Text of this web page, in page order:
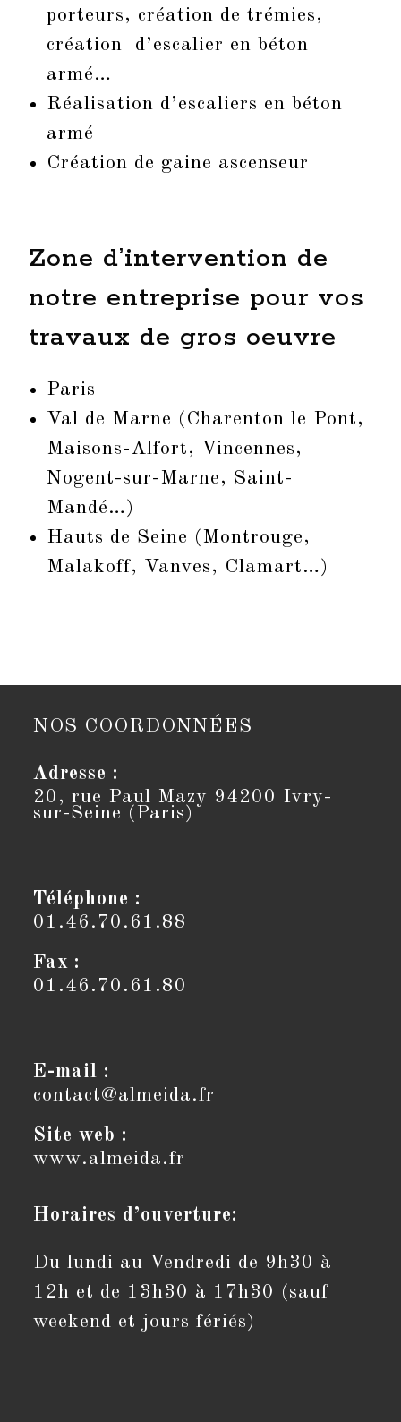
porteurs, création de trémies,
création d’escalier en béton
armé…
Réalisation d’escaliers en béton
armé
Création de gaine ascenseur
Zone d’intervention de
notre entreprise pour vos
travaux de gros oeuvre
Paris
Val de Marne (Charenton le Pont,
Maisons-Alfort, Vincennes,
Nogent-sur-Marne, Saint-
Mandé…)
Hauts de Seine (Montrouge,
Malakoff, Vanves, Clamart…)
NOS COORDONNÉES
Adresse :
20, rue Paul Mazy 94200 Ivry-
sur-Seine (Paris)
Téléphone :
01.46.70.61.88
Fax :
01.46.70.61.80
E-mail :
contact@almeida.fr
Site web :
www.almeida.fr
Horaires d’ouverture:
Du lundi au Vendredi de 9h30 à
12h et de 13h30 à 17h30 (sauf
weekend et jours fériés)